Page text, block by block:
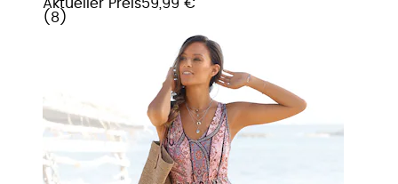
Aktueller Preis59,99 €
( 8 )